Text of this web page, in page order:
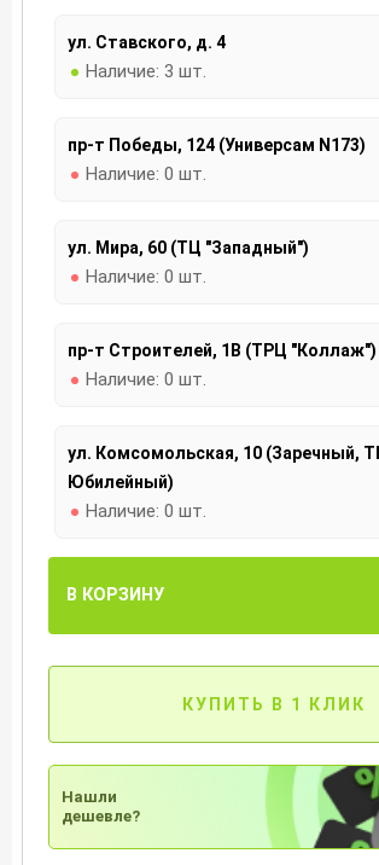
ул. Ставского, д. 4
Наличие: 3 шт.
пр-т Победы, 124 (Универсам N173)
Наличие: 0 шт.
ул. Мира, 60 (ТЦ "Западный")
Наличие: 0 шт.
пр-т Строителей, 1В (ТРЦ "Коллаж")
Наличие: 0 шт.
ул. Комсомольская, 10 (Заречный,
Юбилейный)
Наличие: 0 шт.
В КОРЗИНУ
КУПИТЬ В 1 КЛИК
Нашли
дешевле?